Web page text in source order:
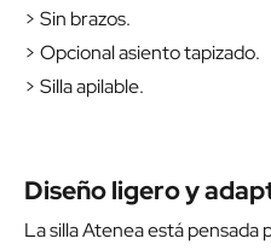
> Sin brazos.
> Opcional asiento tapizado.
> Silla apilable.
Diseño ligero y
La silla Atenea está